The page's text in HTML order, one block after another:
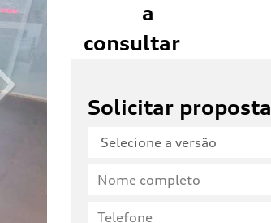
a
consultar
Solicitar proposta
Next